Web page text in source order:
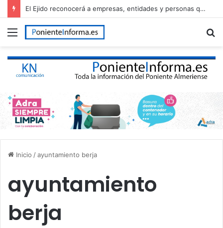
El Ejido reconocerá a empresas, entidades y personas que han contribuido al desarrollo del municipio en el Día de El Ejido
Menú
Inicio /ayuntamiento berja
ayuntamiento
berja